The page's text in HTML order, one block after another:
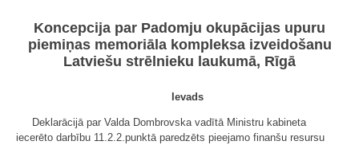
Koncepcija par Padomju okupācijas upuru
piemiņas memoriāla kompleksa izveidošanu
Latviešu strēlnieku laukumā, Rīgā
Ievads
Deklarācijā par Valda Dombrovska vadītā Ministru kabineta
iecerēto darbību 11.2.2.punktā paredzēts pieejamo finanšu resursu